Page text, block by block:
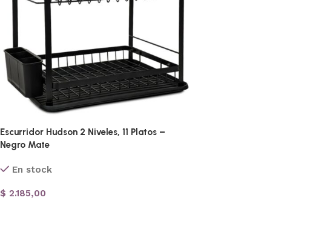
Escurridor Hudson 2 Niveles, 11 Platos –
Negro Mate
En stock
$ 2.185,00